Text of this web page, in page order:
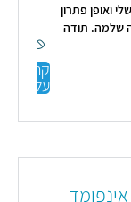
ואופן פתרון
שלמה. תודה
קראו
עליי